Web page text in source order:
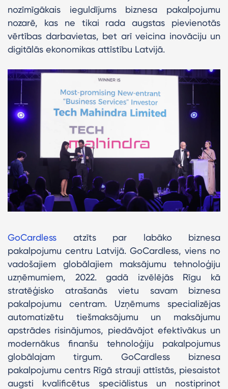
nozīmīgākais ieguldījums biznesa pakalpojumu
nozarē, kas ne tikai rada augstas pievienotās
vērtības darbavietas, bet arī veicina inovāciju un
digitālās ekonomikas attīstību Latvijā.
GoCardless atzīts par labāko biznesa
pakalpojumu centru Latvijā. GoCardless, viens no
vadošajiem globālajiem maksājumu tehnoloģiju
uzņēmumiem, 2022. gadā izvēlējās Rīgu kā
stratēģisko atrašanās vietu savam biznesa
pakalpojumu centram. Uzņēmums specializējas
automatizētu tiešmaksājumu un maksājumu
apstrādes risinājumos, piedāvājot efektīvākus un
modernākus finanšu tehnoloģiju pakalpojumus
globālajam tirgum. GoCardless biznesa
pakalpojumu centrs Rīgā strauji attīstās, piesaistot
augsti kvalificētus speciālistus un nostiprinot